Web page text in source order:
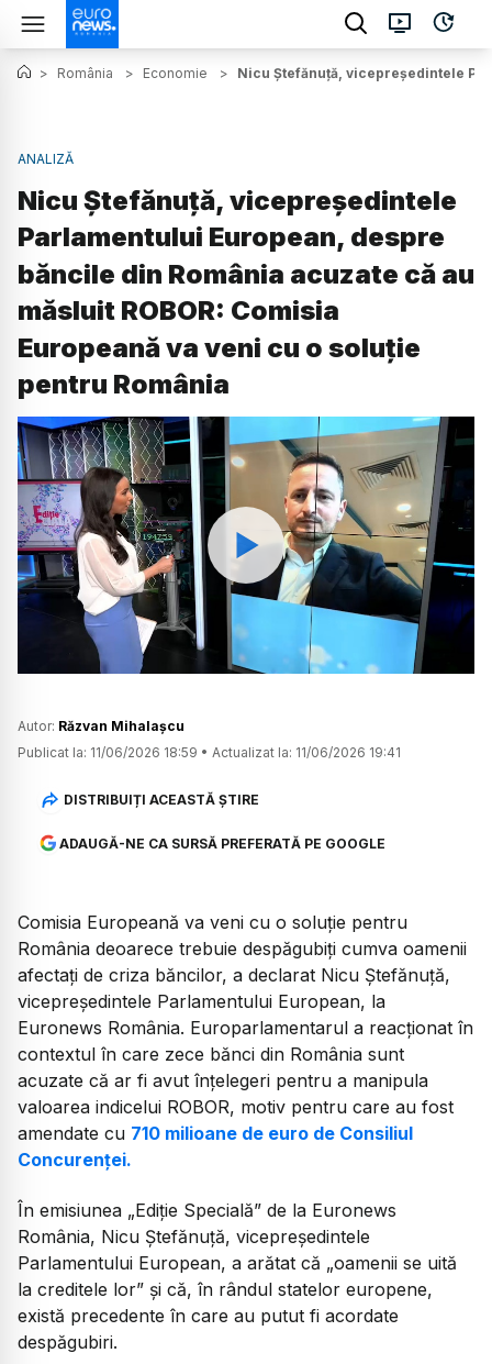
> România > Economie > Nicu Ștefănuță, vicepreședintele
ANALIZĂ
Nicu Ștefănuță, vicepreședintele
Parlamentului European, despre
băncile din România acuzate că au
măsluit ROBOR: Comisia
Europeană va veni cu o soluție
pentru România
Watch
Autor: Răzvan Mihalașcu
Publicat la: 11/06/2026 18:59 • Actualizat la: 11/06/2026 19:41
DISTRIBUIȚI ACEASTĂ ȘTIRE
ADAUGĂ-NE CA SURSĂ PREFERATĂ PE GOOGLE
Comisia Europeană va veni cu o soluție pentru
România deoarece trebuie despăgubiți cumva oamenii
afectați de criza băncilor, a declarat Nicu Ștefănuță,
vicepreședintele Parlamentului European, la
Euronews România. Europarlamentarul a reacționat în
contextul în care zece bănci din România sunt
acuzate că ar fi avut înțelegeri pentru a manipula
valoarea indicelui ROBOR, motiv pentru care au fost
amendate cu 710 milioane de euro de Consiliul
Concurenței.
În emisiunea „Ediție Specială” de la Euronews
România, Nicu Ștefănuță, vicepreședintele
Parlamentului European, a arătat că „oamenii se uită
la creditele lor” și că, în rândul statelor europene,
există precedente în care au putut fi acordate
despăgubiri.